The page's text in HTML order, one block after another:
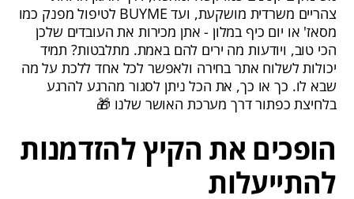
צהריים משרדית מושקעת, ועד BUYME לטיפול מפנק כמו
מסאז' או יום כיף במלון - אתן מכירות את העובדים שלכן
הכי טוב, ויודעות מה ירים להם באמת. מתלבטות? תמיד
יכולות לשלוח אתר בחירה ולאפשר לכל אחד ללכת על מה
שבא לו. כך או כך, את הכל ניתן לסגור מהרגע להרגע
בלחיצת כפתור דרך מערכת האושר שלנו 🎁
הופכים את הקיץ להזדמנות
להתייעלות